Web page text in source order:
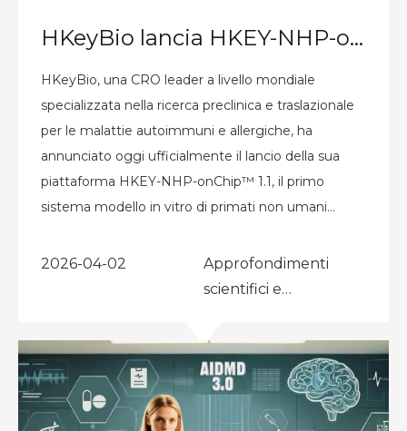
HKeyBio lancia HKEY-NHP-onChip™ 1.1: il primo modello in vitro NHP al mondo per le malattie autoimmuni e allergiche
HKeyBio, una CRO leader a livello mondiale
specializzata nella ricerca preclinica e traslazionale
per le malattie autoimmuni e allergiche, ha
annunciato oggi ufficialmente il lancio della sua
piattaforma HKEY-NHP-onChip™ 1.1, il primo
sistema modello in vitro di primati non umani
e allergiche.
2026-04-02
Approfondimenti
scientifici e